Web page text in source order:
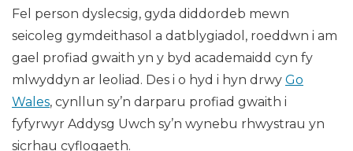
Fel person dyslecsig, gyda diddordeb mewn
seicoleg gymdeithasol a datblygiadol, roeddwn i am
gael profiad gwaith yn y byd academaidd cyn fy
mlwyddyn ar leoliad. Des i o hyd i hyn drwy Go
Wales, cynllun sy’n darparu profiad gwaith i
fyfyrwyr Addysg Uwch sy’n wynebu rhwystrau yn
sicrhau cyflogaeth.